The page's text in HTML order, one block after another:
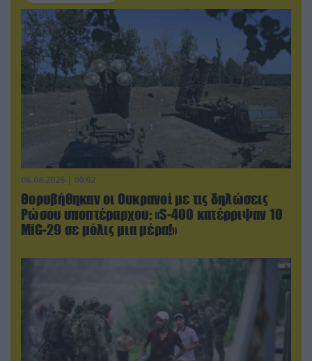
06.08.2026 | 00:02
Θορυβήθηκαν οι Ουκρανοί με τις δηλώσεις
Ρώσου υποπτέραρχου: «S-400 κατέρριψαν 10
MiG-29 σε μόλις μια μέρα!»